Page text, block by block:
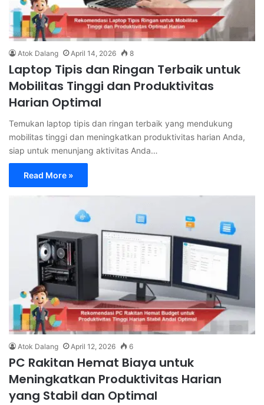
Atok Dalang April 14, 2026 8
Laptop Tipis dan Ringan Terbaik untuk
Mobilitas Tinggi dan Produktivitas
Harian Optimal
Temukan laptop tipis dan ringan terbaik yang mendukung
mobilitas tinggi dan meningkatkan produktivitas harian Anda,
siap untuk menunjang aktivitas Anda…
Read More »
Atok Dalang April 12, 2026 6
PC Rakitan Hemat Biaya untuk
Meningkatkan Produktivitas Harian
yang Stabil dan Optimal